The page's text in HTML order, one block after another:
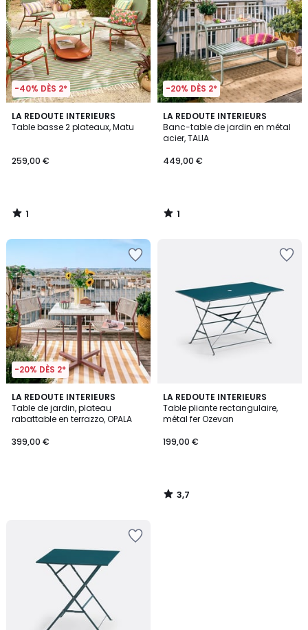
-40% DÈS 2*
LA REDOUTE INTERIEURS
Table basse 2 plateaux, Matu
259,00 €
1
/
1
/
-20% DÈS 2*
LA REDOUTE INTERIEURS
Banc-table de jardin en métal
acier, TALIA
449,00 €
1
/
5
1
/
-20% DÈS 2*
LA REDOUTE INTERIEURS
Table de jardin, plateau
rabattable en terrazzo, OPALA
399,00 €
LA REDOUTE INTERIEURS
Table pliante rectangulaire,
métal fer Ozevan
199,00 €
3,7
/ 5
3,7
/